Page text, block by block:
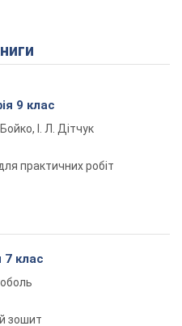
9 клас
І. Л. Дітчук
практичних робіт
7 клас
зошит